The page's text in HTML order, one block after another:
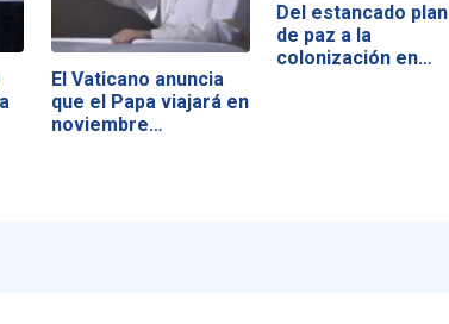
El Vaticano anuncia
que el Papa viajará en
noviembre…
Del estancado plan
de paz a la
colonización en…